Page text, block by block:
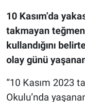
10 Kasım’da
takmayan
kullandığını
olay günü
“10 Kasım 2023
Okulu’nda